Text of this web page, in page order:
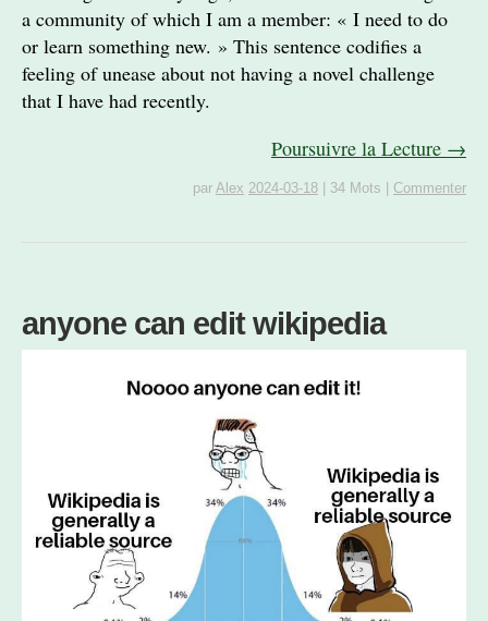
a community of which I am a member: « I need to do
or learn something new. » This sentence codifies a
feeling of unease about not having a novel challenge
that I have had recently.
Poursuivre la Lecture →
par Alex 2024-03-18 34 Mots Commenter
anyone can edit wikipedia